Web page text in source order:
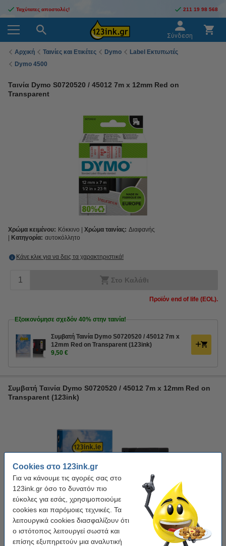
Cookies στο 123ink.gr
Για να κάνουμε τις αγορές σας στο
123ink.gr όσο το δυνατόν πιο
εύκολες για εσάς, χρησιμοποιούμε
cookies και παρόμοιες τεχνικές. Τα
λειτουργικά cookies διασφαλίζουν ότι
ο ιστότοπος λειτουργεί σωστά και
επίσης εξυπηρετούν μια αναλυτική
Ταχύτατες αποστολές! 211 19 98 568
Σύνδεση
Αρχική Ταινίες και Ετικέτες Dymo
Label Εκτυπωτές
Dymo 4500
Ταινία Dymo S0720520 / 45012 7m x 12mm Red on
Transparent
Χρώμα κειμένου: Κόκκινο Χρώμα ταινίας: Διαφανής
Κατηγορία: αυτοκόλλητο
Κάνε κλικ για να δεις τα χαρακτηριστικά!
Στο Καλάθι
Προϊόν end of life (EOL).
Εξοικονόμησε σχεδόν 40% στην ταινία!
Συμβατή Ταινία Dymo S0720520 / 45012 7m x
12mm Red on Transparent (123ink)
9,50 €
Συμβατή Ταινία Dymo S0720520 / 45012 7m x 12mm Red on
Transparent (123ink)